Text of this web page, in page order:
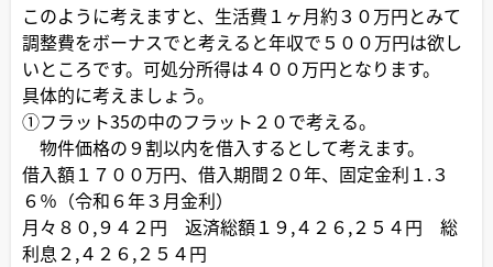
このように考えますと、生活費１ヶ月約３０万円とみて
調整費をボーナスでと考えると年収で５００万円は欲し
いところです。可処分所得は４００万円となります。
具体的に考えましょう。
①フラット35の中のフラット２０で考える。
物件価格の９割以内を借入するとして考えます。
借入額１７００万円、借入期間２０年、固定金利１.３
６％（令和６年３月金利）
月々８０,９４２円 返済総額１９,４２６,２５４円 総
利息２,４２６,２５４円